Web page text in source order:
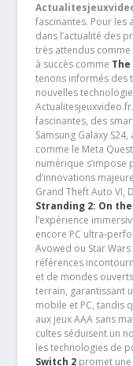
fascinantes. Pour les
dans l’actualité des
très attendus comme
à succès comme
tenons informés des
nouvelles
fascinantes, des
Samsung Galaxy
comme le Meta
numérique
d’innovations
Grand Theft Auto VI,
Stranding 2: On
l’expérience
encore PC ultra-
Avowed ou Star
références
et de mondes
terrain, garantissant
mobile et PC, tandis
aux jeux AAA sans
cultes séduisent un
les technologies de
Switch 2promet une